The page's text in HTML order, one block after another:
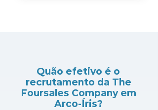
Quão efetivo é o
recrutamento da The
Foursales Company em
Arco-Íris?